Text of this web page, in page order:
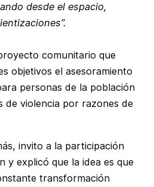
desde el espacio,
comunitario que
objetivos el asesoramiento
personas de la población
de violencia por razones de
invito a la participación
y explicó que la idea es que
transformación